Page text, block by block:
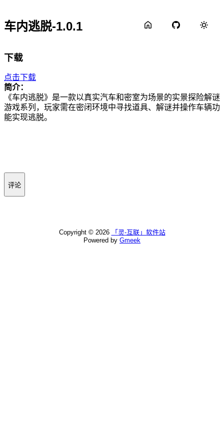
车内逃脱-1.0.1
下载
点击下载
简介：
《车内逃脱》是一款以真实汽车和密室为场景的实景探险解谜
游戏系列，玩家需在密闭环境中寻找道具、解谜并操作车辆功
能实现逃脱。
评论
Copyright © 2026
「灵-互联」软件站
Powered by Gmeek